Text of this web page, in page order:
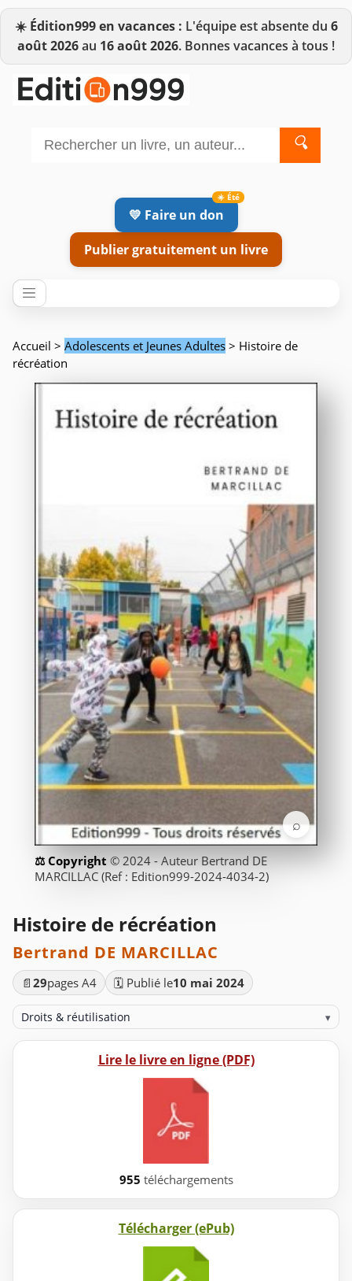
☀️ Édition999 en vacances : L'équipe est absente du 6
août 2026au 16 août 2026. Bonnes vacances à tous !
🔍
💛 Faire un don
Publier gratuitement un livre
Accueil > Adolescents et Jeunes Adultes > Histoire de
récréation
⌕
© 2024 - Auteur Bertrand DE
MARCILLAC (Ref : Edition999-2024-4034-2)
Histoire de récréation
Bertrand DE MARCILLAC
📄 29pages A4 🗓️ Publié le10 mai 2024
Droits & réutilisation ▾
Lire le livre en ligne (PDF)
955 téléchargements
Télécharger (ePub)